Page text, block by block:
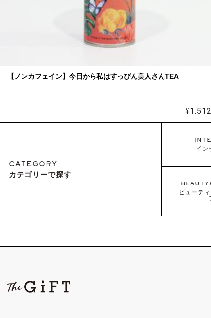
【ノンカフェイン】今日から私はすっぴん美人さんTEA
¥1,512
CATEGORY
カテゴリーで探す
イン
ビューテ